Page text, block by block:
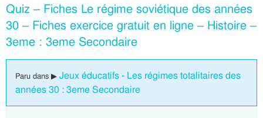
Quiz – Fiches Le régime soviétique des années
30 – Fiches exercice gratuit en ligne – Histoire –
3eme : 3eme Secondaire
Paru dans ▶ Jeux éducatifs - Les régimes totalitaires des
années 30 : 3eme Secondaire